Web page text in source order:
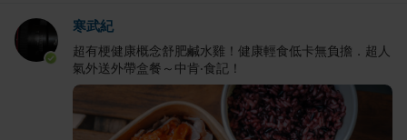
寒武紀
超有梗健康概念舒肥鹹水雞！健康輕食低卡無負擔．超人
氣外送外帶盒餐～中肯‧食記！